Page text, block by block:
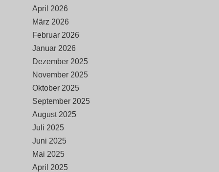
April 2026
März 2026
Februar 2026
Januar 2026
Dezember 2025
November 2025
Oktober 2025
September 2025
August 2025
Juli 2025
Juni 2025
Mai 2025
April 2025